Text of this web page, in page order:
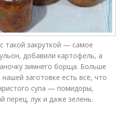
такой закруткой — самое
добавили картофель, а
зимнего борща. Больше
заготовке есть всё, что
супа — помидоры,
перец, лук и даже зелень.